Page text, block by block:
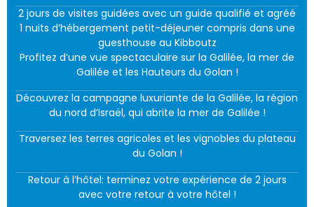
2 jours de visites guidées avec un guide qualifié et agréé
1 nuits d’hébergement petit-déjeuner compris dans une
guesthouse au Kibboutz
Profitez d’une vue spectaculaire sur la Galilée, la mer de
Galilée et les Hauteurs du Golan !
Découvrez la campagne luxuriante de la Galilée, la région
du nord d’Israël, qui abrite la mer de Galilée !
Traversez les terres agricoles et les vignobles du plateau
du Golan !
Retour à l’hôtel: terminez votre expérience de 2 jours
avec votre retour à votre hôtel !